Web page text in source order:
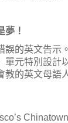
夢！
的英文告示
元特別設計
的英文母語